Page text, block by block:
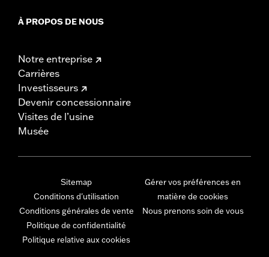
À PROPOS DE NOUS
Notre entreprise
Carrières
Investisseurs
Devenir concessionnaire
Visites de l’usine
Musée
Sitemap
Conditions d'utilisation
Conditions générales de vente
Politique de confidentialité
Politique relative aux cookies
Gérer vos préférences en
matière de cookies
Nous prenons soin de vous